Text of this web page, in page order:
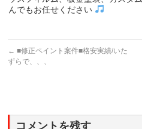
んでもお任せください
← ■修正ペイント案件■格安実績/いた
ずらで、、、
コメントを残す